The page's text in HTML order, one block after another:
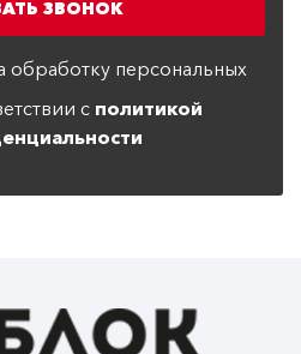
обработку персональных
с политикой